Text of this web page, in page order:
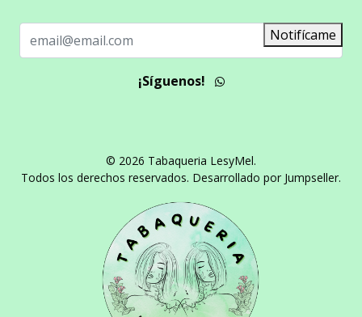
Notifícame
¡Síguenos!
© 2026 Tabaqueria LesyMel.
Todos los derechos reservados. Desarrollado por Jumpseller.